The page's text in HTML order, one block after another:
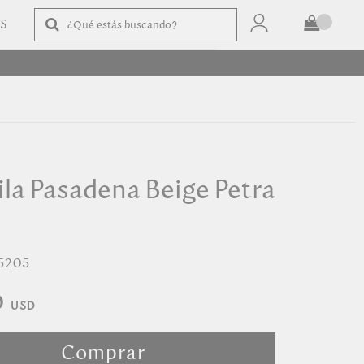
Pasadena Beige Petra
Comprar